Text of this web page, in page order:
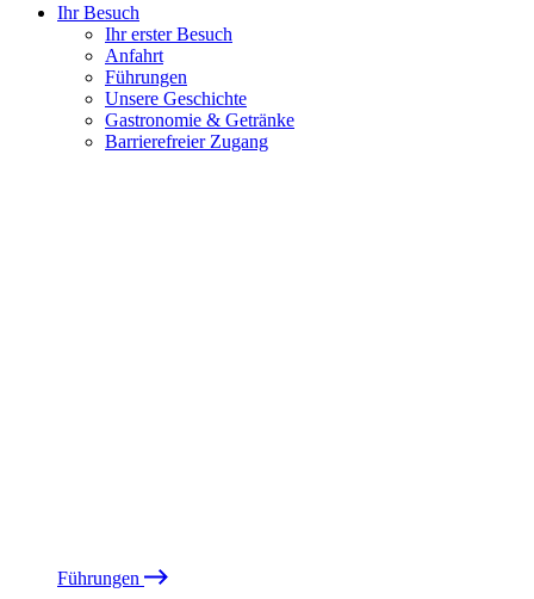
Ihr Besuch
Ihr erster Besuch
Anfahrt
Führungen
Unsere Geschichte
Gastronomie & Getränke
Barrierefreier Zugang
Führungen